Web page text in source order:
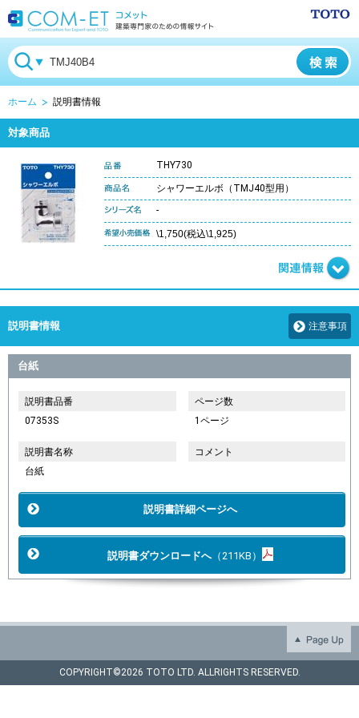
ホーム 説明書情報
対象商品
THY730
シャワーエルボ（TMJ40型用）
-
\1,750(税込\1,925)
説明書情報 注意事項
台紙
説明書品番
07353S
ページ数
1ページ
説明書名称
台紙
コメント
説明書詳細ページへ
説明書ダウンロードへ（211KB）
COPYRIGHT©2026 TOTO LTD. ALLRIGHTS RESERVED.